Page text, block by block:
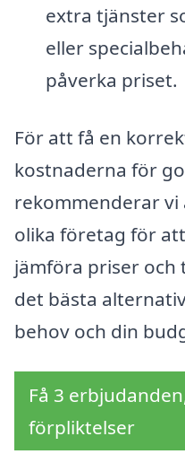
extra tjänster
eller
påverka priset.
För att få en
kostnaderna för
rekommenderar
olika företag för
jämföra priser och
det bästa
behov och din
Få 3
förpliktelser